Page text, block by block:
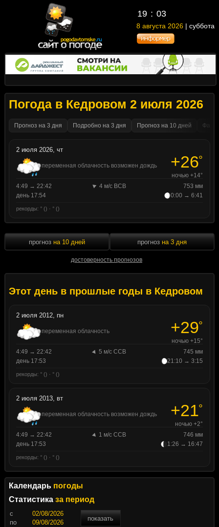
19 03
8 августа 2026 | суббота
Погода в Кедровом 2 июля 2026
Прогноз на 3 дня Подробно на 3 дня Прогноз на 10 дней
2 июля 2026, чт
переменная облачность возможен дождь +26°
ночью +14°
4:49 → 22:42
4 м/с ВСВ
753 мм
день 17:54
0:00 → 6:41
рекорды: ° () · ° ()
прогноз на 10 дней
достоверность прогнозов
прогноз на 3 дня
Этот день в прошлые годы в Кедровом
2 июля 2012, пн
переменная облачность +29°
ночью +15°
4:49 → 22:42
5 м/с ССВ
745 мм
день 17:53
21:10 → 3:15
рекорды: ° () · ° ()
2 июля 2013, вт
переменная облачность возможен дождь +21°
ночью +2°
4:49 → 22:42
1 м/с ССВ
746 мм
день 17:53
1:26 → 16:47
рекорды: ° () · ° ()
Календарь погоды
Статистика за период
c
показать
по